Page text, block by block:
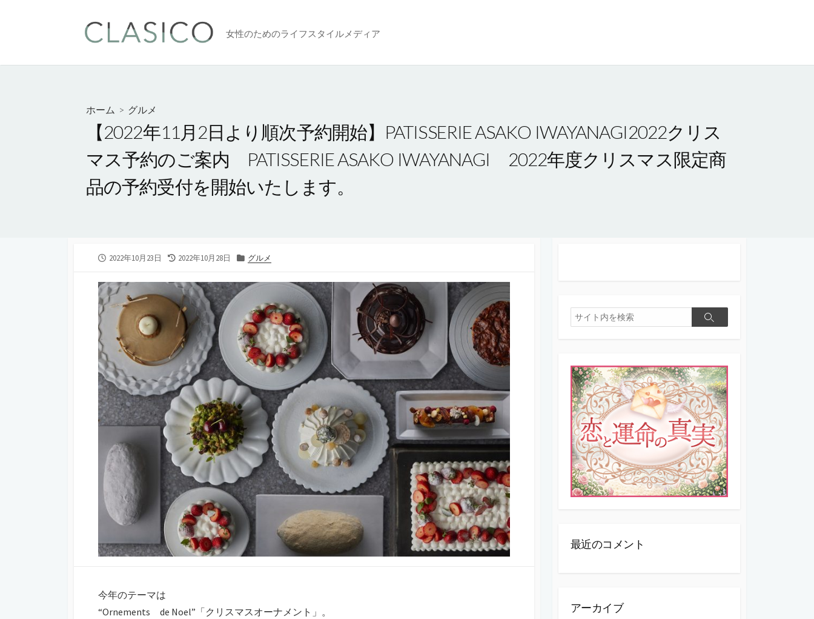
女性のためのライフスタイルメディア
ホーム > グルメ
【2022年11月2日より順次予約開始】PATISSERIE ASAKO IWAYANAGI2022クリス
マス予約のご案内 PATISSERIE ASAKO IWAYANAGI 2022年度クリスマス限定商
品の予約受付を開始いたします。
公
日
2022年10月23日
最
更
新
日
2022年10月28日
カ
ゴ
ー
グルメ
今年のテーマは
“Ornements de Noel”「クリスマスオーナメント」。
検
索
検
最近のコメント
アーカイブ